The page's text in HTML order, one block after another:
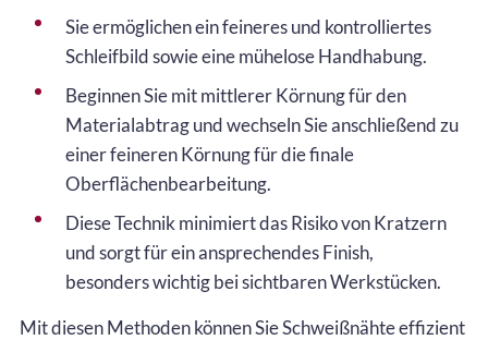
Sie ermöglichen ein feineres und kontrolliertes
Schleifbild sowie eine mühelose Handhabung.
Beginnen Sie mit mittlerer Körnung für den
Materialabtrag und wechseln Sie anschließend zu
einer feineren Körnung für die finale
Oberflächenbearbeitung.
Diese Technik minimiert das Risiko von Kratzern
und sorgt für ein ansprechendes Finish,
besonders wichtig bei sichtbaren Werkstücken.
Mit diesen Methoden können Sie Schweißnähte effizient